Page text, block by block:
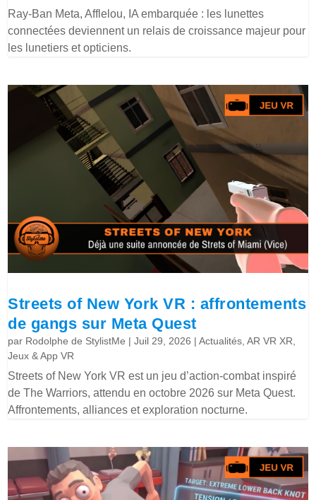
Ray-Ban Meta, Afflelou, IA embarquée : les lunettes
connectées deviennent un relais de croissance majeur pour
les lunetiers et opticiens.
Streets of New York VR : affrontements
de gangs sur Meta Quest
par Rodolphe de StylistMe |Juil 29, 2026 |Actualités ,AR VR XR
Jeux & App VR
Streets of New York VR est un jeu d’action-combat inspiré
de The Warriors, attendu en octobre 2026 sur Meta Quest.
Affrontements, alliances et exploration nocturne.